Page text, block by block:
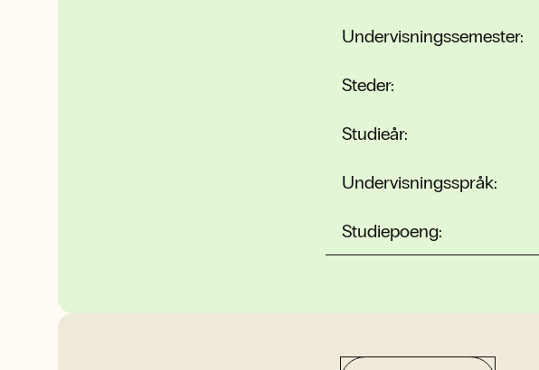
Undervisningssemester:
Steder:
Studieår:
Undervisningsspråk:
Studiepoeng: